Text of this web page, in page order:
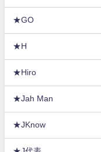
★GO
★H
★Hiro
★Jah Man
★JKnow